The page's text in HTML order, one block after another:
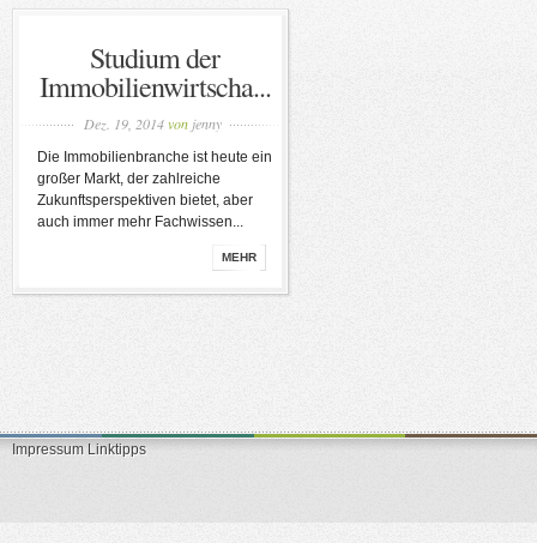
Studium der
Immobilienwirtscha...
Dez. 19, 2014von jenny
Die Immobilienbranche ist heute ein
großer Markt, der zahlreiche
Zukunftsperspektiven bietet, aber
auch immer mehr Fachwissen...
MEHR
Impressum Linktipps